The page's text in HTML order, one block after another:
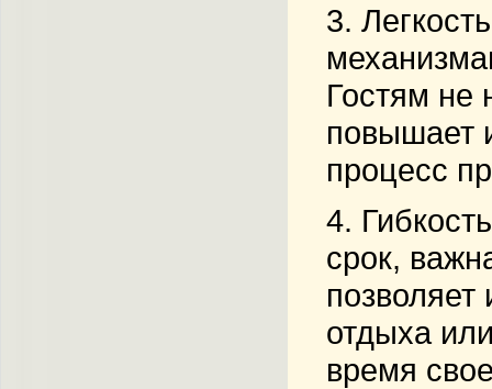
3.
Гостям не
повышает
процесс
4.
срок,
отдыха
время